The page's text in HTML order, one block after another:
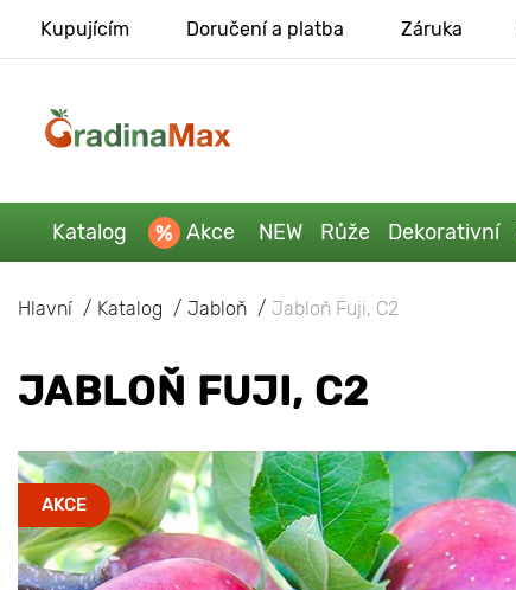
Kupujícím Doručení a platba Záruka
Katalog Akce NEW Růže Dekorativní
Hlavní Katalog Jabloň Jabloň Fuji, С2
JABLOŇ FUJI, С2
AKCE